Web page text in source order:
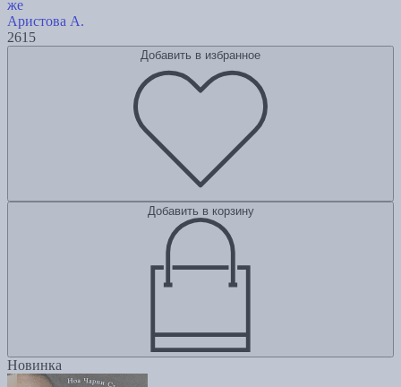
же
Аристова А.
2615
Добавить в избранное
Добавить в корзину
Новинка